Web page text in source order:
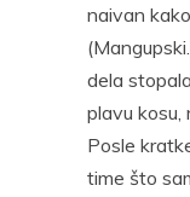
naivan
dela
plavu kosu,
Posle
time što